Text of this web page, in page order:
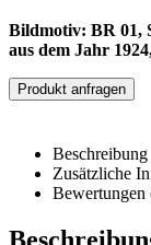
Bildmotiv: BR 01,
aus dem Jahr
Produkt anfragen
Beschreibung
Zusätzliche
Bewertungen